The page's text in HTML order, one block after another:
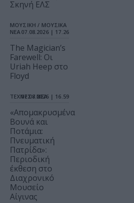
Σκηνή ΕΛΣ
ΜΟΥΣΙΚΗ / ΜΟΥΣΙΚΑ
ΝΕΑ 07.08.2026 | 17.26
The Magician’s
Farewell: Οι
Uriah Heep στο
Floyd
ΤΕΧΝΕΣ / ΝΕΑ
07.08.2026 | 16.59
«Απομακρυσμένα
Βουνά και
Ποτάμια:
Πνευματική
Πατρίδα»:
Περιοδική
έκθεση στο
Διαχρονικό
Μουσείο
Αίγινας